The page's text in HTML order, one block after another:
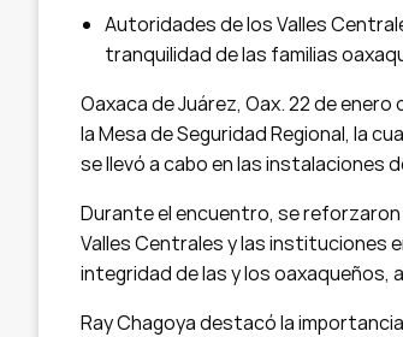
Autoridades de los Valles
tranquilidad de las familias
Oaxaca de Juárez, Oax. 22 de
la Mesa de Seguridad Regional, la
se llevó a cabo en las instalaciones
Durante el encuentro, se
Valles Centrales y las instituciones
integridad de las y los
Ray Chagoya destacó la